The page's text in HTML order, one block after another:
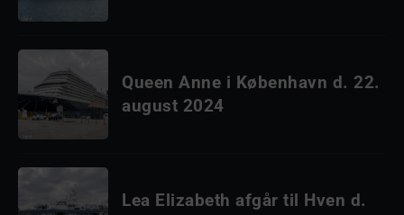
Queen Anne i København d. 22.
august 2024
Lea Elizabeth afgår til Hven d.